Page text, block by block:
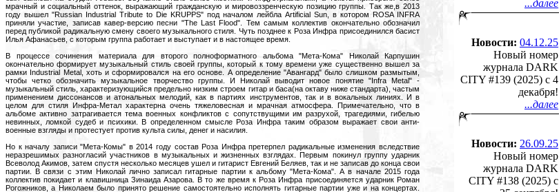
мрачный и социальный оттенок, выражающий гражданскую и мировоззренческую позицию группы. Так же,в 2013
году вышел "Russian Industrial Tribute to Die KRUPPS" под началом лейбла Artificial Sun, в котором ROSA INFRA
приняли участие, записав кавер-версию песни "The Last Flood". Тем самым коллектив окончательно обозначил
перед публикой радикальную смену своего музыкального стиля. Чуть позднее к Роза Инфра присоединился басист
Илья Афанасьев, с которым группа работает и выступает и в настоящее время.
В процессе сочинения материала для второго полноформатного альбома "Мета-Кома" Николай Карпушин
окончательно формирует музыкальный стиль своей группы, который к тому времени уже существенно вышел за
рамки Industrial Metal, хоть и сформировался на его основе. А определение "Авангард" было слишком размытым,
чтобы четко обозначить музыкальное творчество группы. И Николай выводит новое понятие "Infra Metal" -
музыкальный стиль, характеризующийся предельно низким строем гитар и баса(на октаву ниже стандарта), частым
применением диссонансов и атональных мелодий, как в партиях инструментов, так и в вокальных линиях. И в
целом для стиля Инфра-Метал характерна очень тяжеловесная и мрачная атмосфера. Примечательно, что в
альбоме активно затрагивается тема военных конфликтов с сопутствущими им разрухой, трагедиями, гибелью
невинных, ломкой судеб и психики. В определенном смысле Роза Инфра таким образом выражает свои анти-
военные взгляды и протестует против культа силы, денег и насилия.
Но к началу записи "Мета-Комы" в 2014 году состав Роза Инфра претерпел радикальные изменения вследствие
неразрешимых разногласий участников в музыкальных и жизненных взглядах. Первым покинул группу ударник
Всеволод Акимов, затем спустя несколько месяцев ушел и гитарист Евгений Беляев, так и не записав до конца свои
партии. В связи с этим Николай лично записал гитарные партии к альбому "Мета-Кома". А в начале 2015 года
коллектив покидает и клавишница Зинаида Азарова. В то же время к Роза Инфра присоединяется ударник Роман
Рогожников, а Николаем было принято решение самостоятельно исполнять гитарные партии уже и на концертах.
...далее
Новости: 04.12.25
Новый номер
журнала DARK
CITY #139 (2025) c 4
декабря!
...далее
Новости: 26.09.25
Новый номер
журнала DARK
CITY #138 (2025) c